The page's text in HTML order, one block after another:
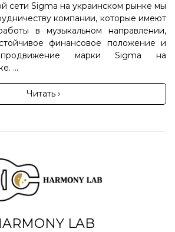
сети Sigma на украинском рынке мы
компании, которые имеют
в музыкальном направлении,
финансовое положение и
марки Sigma на
...
Читать ›
LAB